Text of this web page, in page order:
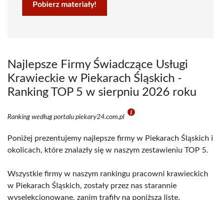
Pobierz materiały!
Najlepsze Firmy Świadczące Usługi
Krawieckie w Piekarach Śląskich -
Ranking TOP 5 w sierpniu 2026 roku
Ranking według portalu piekary24.com.pl
Poniżej prezentujemy najlepsze firmy w Piekarach Śląskich i
okolicach, które znalazły się w naszym zestawieniu TOP 5.
Wszystkie firmy w naszym rankingu pracowni krawieckich
w Piekarach Śląskich, zostały przez nas starannie
wyselekcjonowane, zanim trafiły na poniższą listę.